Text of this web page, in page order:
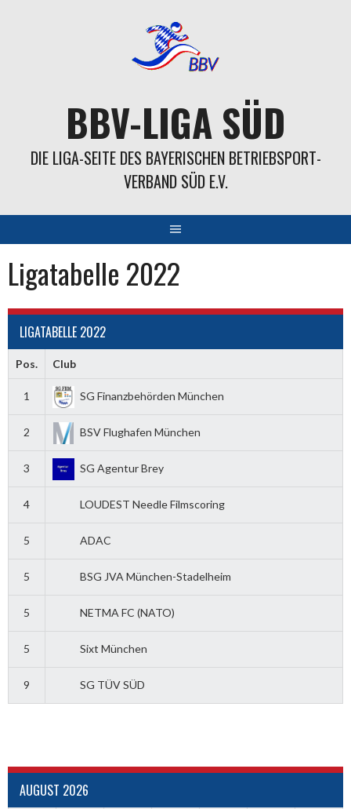
BBV-LIGA SÜD
DIE LIGA-SEITE DES BAYERISCHEN BETRIEBSPORT-
VERBAND SÜD E.V.
Ligatabelle 2022
LIGATABELLE 2022
Pos. Club
1 SG Finanzbehörden München
2 BSV Flughafen München
3 SG Agentur Brey
4 LOUDEST Needle Filmscoring
5 ADAC
5 BSG JVA München-Stadelheim
5 NETMA FC (NATO)
5 Sixt München
9 SG TÜV SÜD
AUGUST 2026